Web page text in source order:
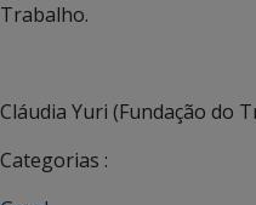
Trabalho.
Cláudia Yuri (Fundação do
Categorias :